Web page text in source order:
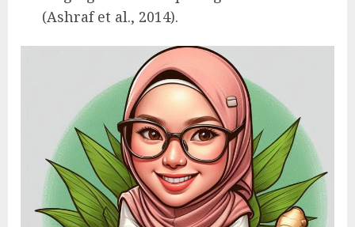
(Ashraf et al., 2014).